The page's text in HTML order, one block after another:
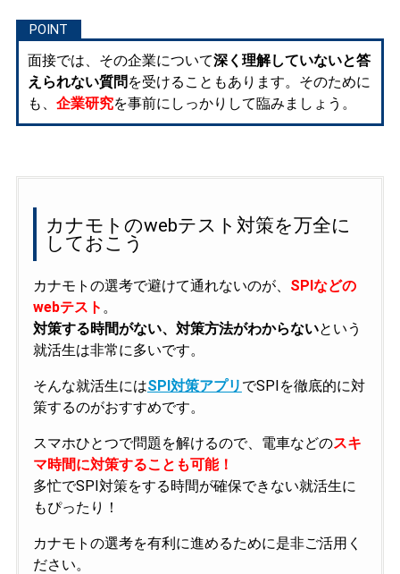
面接では、その企業について深く理解していないと答
えられない質問 を受けることもあります。そのために
も、 企業研究を事前にしっかりして臨みましょう。
カナモトのwebテスト対策を万全に
しておこう
カナモトの選考で避けて通れないのが、 SPIなどの
webテスト 。
対策する時間がない、対策方法がわからないという
就活生は非常に多いです。
そんな就活生にはSPI対策アプリ でSPIを徹底的に対
策するのがおすすめです。
スマホひとつで問題を解けるので、電車などのスキ
マ時間に対策することも可能！
多忙でSPI対策をする時間が確保できない就活生に
もぴったり！
カナモトの選考を有利に進めるために是非ご活用く
ださい。